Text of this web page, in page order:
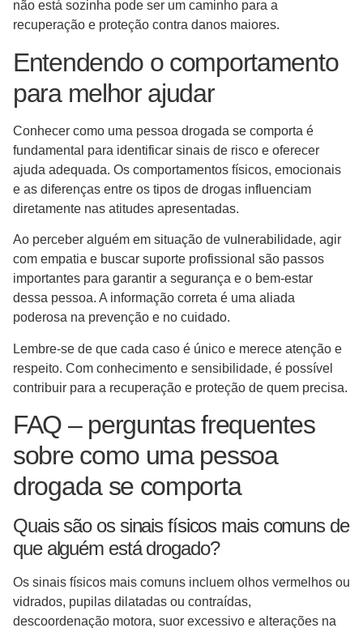
não está sozinha pode ser um caminho para a
recuperação e proteção contra danos maiores.
Entendendo o comportamento
para melhor ajudar
Conhecer como uma pessoa drogada se comporta é
fundamental para identificar sinais de risco e oferecer
ajuda adequada. Os comportamentos físicos, emocionais
e as diferenças entre os tipos de drogas influenciam
diretamente nas atitudes apresentadas.
Ao perceber alguém em situação de vulnerabilidade, agir
com empatia e buscar suporte profissional são passos
importantes para garantir a segurança e o bem-estar
dessa pessoa. A informação correta é uma aliada
poderosa na prevenção e no cuidado.
Lembre-se de que cada caso é único e merece atenção e
respeito. Com conhecimento e sensibilidade, é possível
contribuir para a recuperação e proteção de quem precisa.
FAQ – perguntas frequentes
sobre como uma pessoa
drogada se comporta
Quais são os sinais físicos mais comuns de
que alguém está drogado?
Os sinais físicos mais comuns incluem olhos vermelhos ou
vidrados, pupilas dilatadas ou contraídas,
descoordenação motora, suor excessivo e alterações na